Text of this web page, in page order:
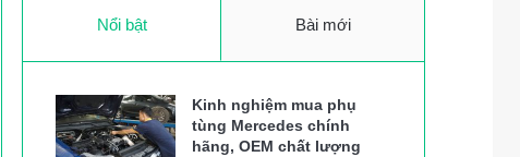
Nổi bật Bài mới
Kinh nghiệm mua phụ
tùng Mercedes chính
hãng, OEM chất lượng